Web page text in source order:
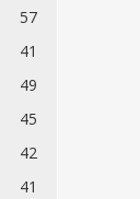
57
41
49
45
42
41